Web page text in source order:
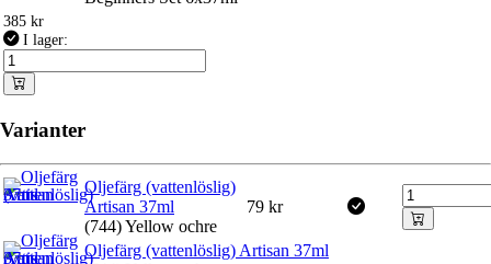
385 kr
I lager:
Varianter
Oljefärg (vattenlöslig)
Artisan 37ml
(744) Yellow ochre
79 kr
Oljefärg (vattenlöslig) Artisan 37ml